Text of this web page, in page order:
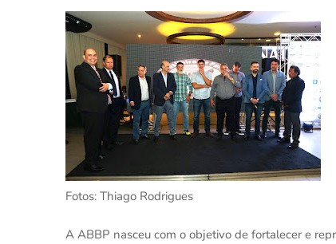
Fotos: Thiago Rodrigues
A ABBP nasceu com o objetivo de fortalecer e